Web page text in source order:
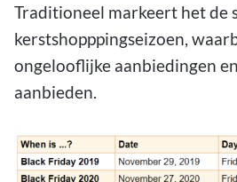
Traditioneel markeert het de
kerstshopppingseizoen,
ongelooflijke aanbiedingen
aanbieden.